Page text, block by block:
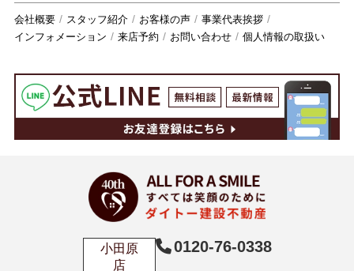
会社概要 スタッフ紹介 お客様の声
事業代表挨拶
インフォメーション
来店予約 お問い合わせ 個人情報の取扱い
小田原
店
0120-76-0338